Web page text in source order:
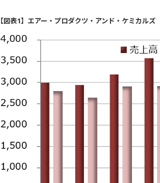
【図表1】エアー・プロダクツ・アンド・ケミカルズ